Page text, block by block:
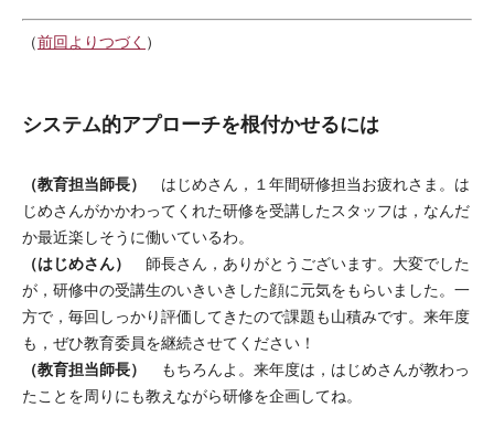
（前回よりつづく ）
システム的アプローチを根付かせるには
（教育担当師長）
はじめさん，１年間研修担当お疲れさま。は
じめさんがかかわってくれた研修を受講したスタッフは，なんだ
か最近楽しそうに働いているわ。
（はじめさん）
師長さん，ありがとうございます。大変でした
が，研修中の受講生のいきいきした顔に元気をもらいました。一
方で，毎回しっかり評価してきたので課題も山積みです。来年度
も，ぜひ教育委員を継続させてください！
（教育担当師長）
もちろんよ。来年度は，はじめさんが教わっ
たことを周りにも教えながら研修を企画してね。